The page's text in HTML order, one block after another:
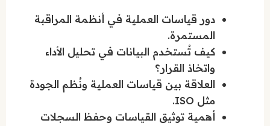
دور قياسات العملية في أنظمة المراقبة
المستمرة.
كيف تُستخدم البيانات في تحليل الأداء
واتخاذ القرار؟
العلاقة بين قياسات العملية ونُظم الجودة
مثل ISO.
أهمية توثيق القياسات وحفظ السجلات